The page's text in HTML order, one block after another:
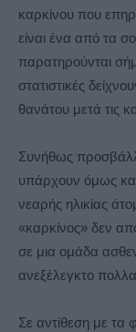
καρκίνου που
είναι ένα από τα
παρατηρούνται
στατιστικές
θανάτου μετά τις
Συνήθως
υπάρχουν όμως
νεαρής ηλικίας
«καρκίνος» δεν
σε μια ομάδα
ανεξέλεγκτο
Σε αντίθεση με τα